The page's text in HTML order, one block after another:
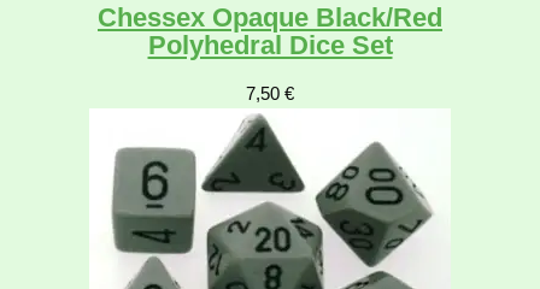
Chessex Opaque Black/Red
Polyhedral Dice Set
7,50 €